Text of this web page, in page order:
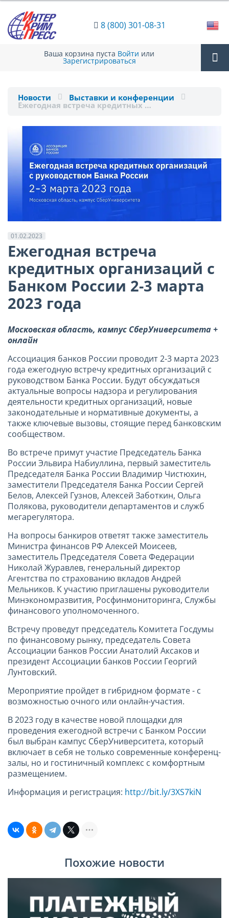
8 (800) 301-08-31
Ваша корзина пуста Войти или
Зарегистрироваться
Новости Выставки и конференции
Ежегодная встреча кредитных …
01.02.2023
Ежегодная встреча
кредитных организаций с
Банком России 2-3 марта
2023 года
Московская область, кампус СберУниверситета +
онлайн
Ассоциация банков России проводит 2-3 марта 2023
года ежегодную встречу кредитных организаций с
руководством Банка России. Будут обсуждаться
актуальные вопросы надзора и регулирования
деятельности кредитных организаций, новые
законодательные и нормативные документы, а
также ключевые вызовы, стоящие перед банковским
сообществом.
Во встрече примут участие Председатель Банка
России Эльвира Набиуллина, первый заместитель
Председателя Банка России Владимир Чистюхин,
заместители Председателя Банка России Сергей
Белов, Алексей Гузнов, Алексей Заботкин, Ольга
Полякова, руководители департаментов и служб
мегарегулятора.
На вопросы банкиров ответят также заместитель
Министра финансов РФ Алексей Моисеев,
заместитель Председателя Совета Федерации
Николай Журавлев, генеральный директор
Агентства по страхованию вкладов Андрей
Мельников. К участию приглашены руководители
Минэкономразвития, Росфинмониторинга, Службы
финансового уполномоченного.
Встречу проведут председатель Комитета Госдумы
по финансовому рынку, председатель Совета
Ассоциации банков России Анатолий Аксаков и
президент Ассоциации банков России Георгий
Лунтовский.
Мероприятие пройдет в гибридном формате - с
возможностью очного или онлайн-участия.
В 2023 году в качестве новой площадки для
проведения ежегодной встречи с Банком России
был выбран кампус СберУниверситета, который
включает в себя не только современные конференц-
залы, но и гостиничный комплекс с комфортным
размещением.
Информация и регистрация: http://bit.ly/3XS7kiN
Похожие новости